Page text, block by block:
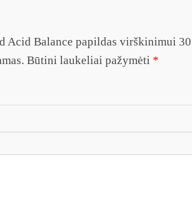
Acid Balance papildas virškinimui 30
Būtini laukeliai pažymėti *